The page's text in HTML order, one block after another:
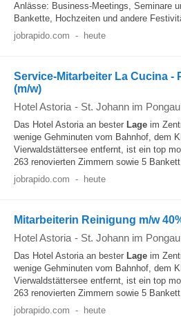
Anlässe: Business-Meetings, Seminare
Bankette, Hochzeiten und andere
jobrapido.com - heute
Service-Mitarbeiter La Cucina -
(m/w)
Hotel Astoria - St. Johann im Pongau
Das Hotel Astoria an bester Lage im
wenige Gehminuten vom Bahnhof, dem
Vierwaldstättersee entfernt, ist ein top
263 renovierten Zimmern sowie 5
jobrapido.com - heute
Mitarbeiterin Reinigung m/w
Hotel Astoria - St. Johann im Pongau
Das Hotel Astoria an bester Lage im
wenige Gehminuten vom Bahnhof, dem
Vierwaldstättersee entfernt, ist ein top
263 renovierten Zimmern sowie 5
jobrapido.com - heute